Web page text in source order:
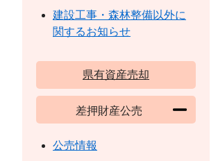
建設工事・森林整備以外に
関するお知らせ
県有資産売却
差押財産公売
公売情報